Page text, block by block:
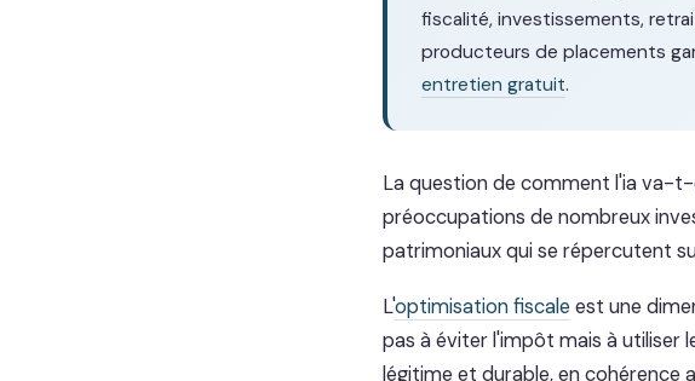
fiscalité, investissements,
producteurs de placements
entretien gratuit.
La question de comment l'ia va-
préoccupations de nombreux
patrimoniaux qui se répercutent
L'optimisation fiscale est une
pas à éviter l'impôt mais à utiliser
légitime et durable, en cohérence